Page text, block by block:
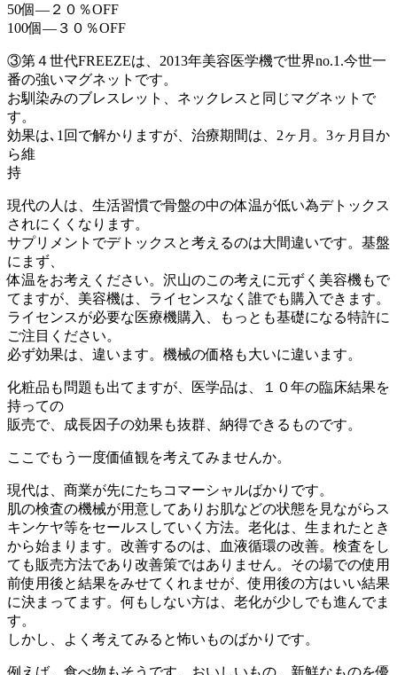
50個―２０％OFF
100個―３０％OFF
③第４世代FREEZEは、2013年美容医学機で世界no.1.今世一
番の強いマグネットです。
お馴染みのブレスレット、ネックレスと同じマグネットで
す。
効果は､1回で解かりますが、治療期間は、2ヶ月。3ヶ月目か
ら維
持
現代の人は、生活習慣で骨盤の中の体温が低い為デトックス
されにくくなります。
サプリメントでデトックスと考えるのは大間違いです。基盤
にまず、
体温をお考えください。沢山のこの考えに元ずく美容機もで
てますが、美容機は、ライセンスなく誰でも購入できます。
ライセンスが必要な医療機購入、もっとも基礎になる特許に
ご注目ください。
必ず効果は、違います。機械の価格も大いに違います。
化粧品も問題も出てますが、医学品は、１０年の臨床結果を
持っての
販売で、成長因子の効果も抜群、納得できるものです。
ここでもう一度価値観を考えてみませんか。
現代は、商業が先にたちコマーシャルばかりです。
肌の検査の機械が用意してありお肌などの状態を見ながらス
キンケヤ等をセールスしていく方法。老化は、生まれたとき
から始まります。改善するのは、血液循環の改善。検査をし
ても販売方法であり改善策ではありません。その場での使用
前使用後と結果をみせてくれませが、使用後の方はいい結果
に決まってます。何もしない方は、老化が少しでも進んでま
す。
しかし、よく考えてみると怖いものばかりです。
例えば、食べ物もそうです。おいしいもの、新鮮なものを優